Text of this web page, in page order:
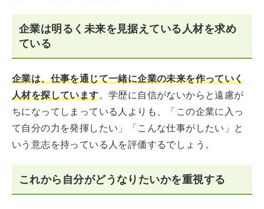
企業は明るく未来を見据えている人材を求め
ている
企業は、仕事を通じて一緒に企業の未来を作っていく
人材を探しています。学歴に自信がないからと遠慮が
ちになってしまっている人よりも、「この企業に入っ
て自分の力を発揮したい」「こんな仕事がしたい」と
いう意志を持っている人を評価するでしょう。
これから自分がどうなりたいかを重視する